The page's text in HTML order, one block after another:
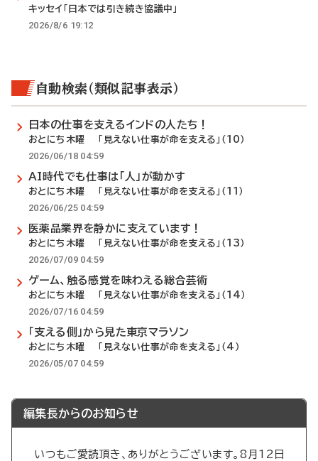
キッセイ「日本では引き続き協議中」
2026/8/6 19:12
自動検索（類似記事表示）
日本の仕事を支えるインドの人たち！
おとにち木曜 「見えない仕事が命を支える」（10）
2026/06/18 04:59
AI時代でも仕事は「人」が動かす
おとにち木曜 「見えない仕事が命を支える」（11）
2026/06/25 04:59
医薬品業界を静かに支えています！
おとにち木曜 「見えない仕事が命を支える」（13）
2026/07/09 04:59
ゲーム、触る感覚を味わえる総合芸術
おとにち木曜 「見えない仕事が命を支える」（14）
2026/07/16 04:59
「支える側」から見た東京マラソン
おとにち木曜 「見えない仕事が命を支える」（4）
2026/05/07 04:59
編集長からのお知らせ
いつもご愛読頂き、ありがとうございます。8月12日